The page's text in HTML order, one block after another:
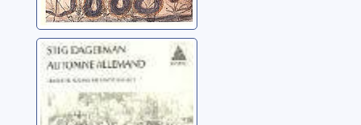
Automne
allemand
Dagerman, Stig